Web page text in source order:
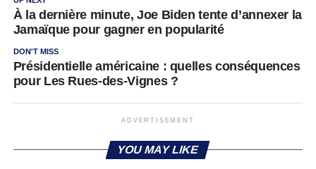
À la dernière minute, Joe Biden tente d’annexer la
Jamaïque pour gagner en popularité
DON'T MISS
Présidentielle américaine : quelles conséquences
pour Les Rues-des-Vignes ?
ADVERTISEMENT
YOU MAY LIKE